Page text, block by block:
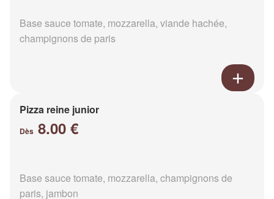
Base sauce tomate, mozzarella, viande hachée,
champignons de paris
Pizza reine junior
Dès 8.00 €
Base sauce tomate, mozzarella, champignons de
paris, jambon